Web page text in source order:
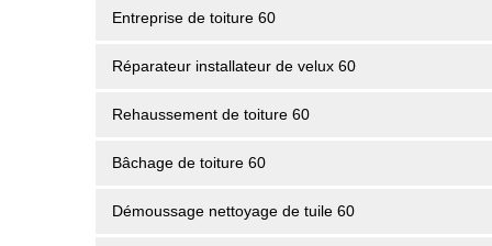
Entreprise de toiture 60
Réparateur installateur de velux 60
Rehaussement de toiture 60
Bâchage de toiture 60
Démoussage nettoyage de tuile 60